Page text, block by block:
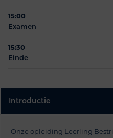
15:00
Examen
15:30
Einde
Introductie
Onze opleiding Leerling